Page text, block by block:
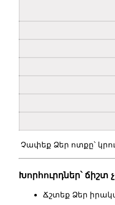
Չափեք Ձեր ոտքը՝
Խորհուրդներ՝
Ճշտեք Ձեր